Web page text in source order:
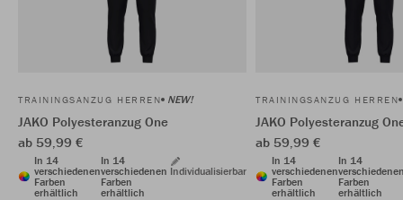
TRAININGSANZUG HERREN NEW!
JAKO Polyesteranzug One
ab 59,99 €
In 14
verschiedenen
Farben
erhältlich
In 14
verschiedenen
Farben
erhältlich
Individualisierbar
TRAININGSANZUG HERREN
JAKO Polyesteranzug
ab 59,99 €
In 14
verschiedenen
Farben
erhältlich
In 14
Farben
erhältlich